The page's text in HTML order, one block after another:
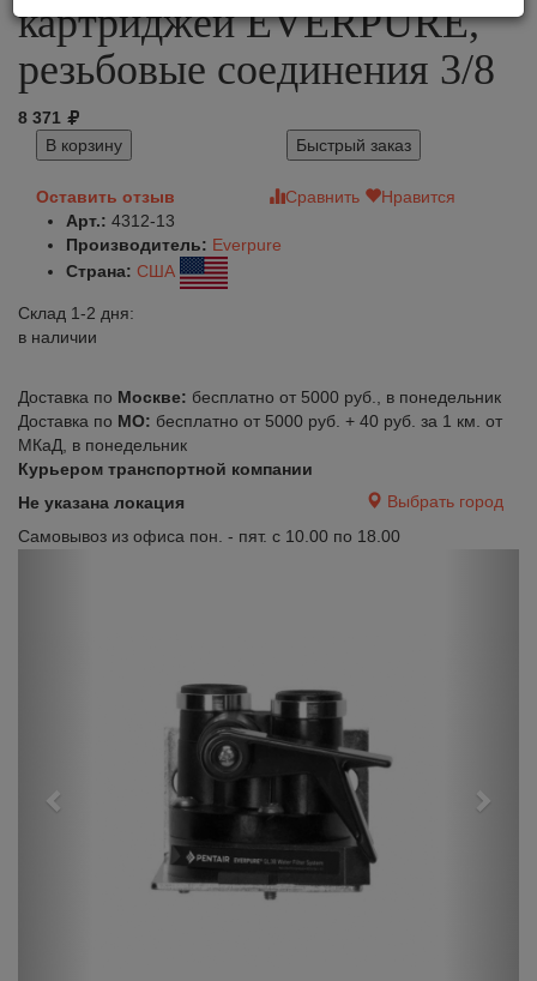
картриджей EVERPURE,
резьбовые соединения 3/8
8 371
В корзину
Быстрый заказ
Оставить отзыв Сравнить
Нравится
Арт.: 4312-13
Производитель: Everpure
Страна: США
Склад 1-2 дня:
в наличии
Доставка по Москве: бесплатно от 5000 руб., в понедельник
Доставка по МО: бесплатно от 5000 руб. + 40 руб. за 1 км. от
МКаД, в понедельник
Курьером транспортной компании
Не указана локация
Выбрать город
Самовывоз из офиса пон. - пят. с 10.00 по 18.00